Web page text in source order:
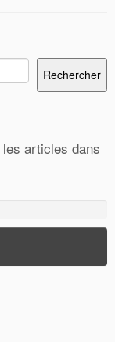
Rechercher
articles dans